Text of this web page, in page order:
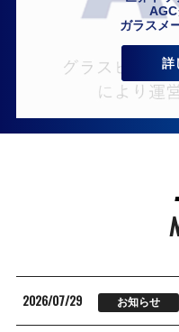
ガラスメ
詳
2026/07/29 お知らせ